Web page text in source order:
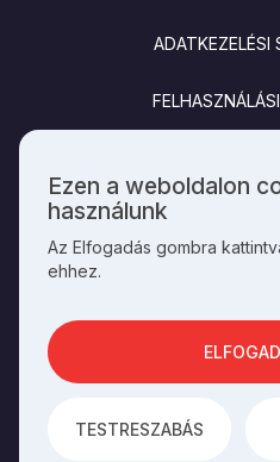
ADATKEZELÉSI
SOCIALS
AZINTEGRAL VISION
Személyes
adatok
és
cookie-
használata
Ezen a weboldalon
használunk
Az Elfogadás gombra
ehhez.
TESTRESZABÁS